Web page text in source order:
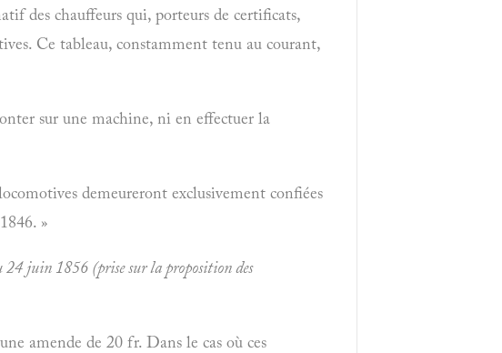
des chauffeurs qui, porteurs de certificats,
Ce tableau, constamment tenu au courant,
sur une machine, ni en effectuer la
demeureront exclusivement confiées
»
24 juin 1856 (prise sur la proposition des
amende de 20 fr. Dans le cas où ces